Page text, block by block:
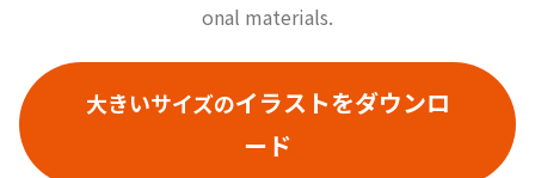
onal materials.
大きいサイズのイラストをダウンロ
ード